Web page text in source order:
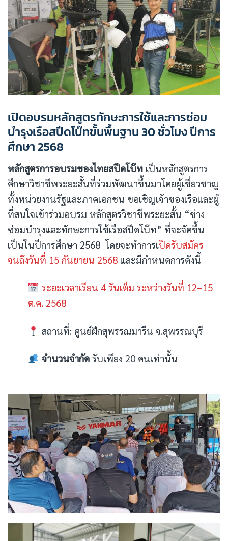
เปิดอบรมหลักสูตรทักษะการใช้และการซ่อม
บำรุงเรือสปีดโบ๊ทขั้นพื้นฐาน 30 ชั่วโมง ปีการ
ศึกษา 2568
หลักสูตรการอบรมของไทยสปีดโบ๊ท เป็นหลักสูตรการ
ศึกษาวิชาชีพระยะสั้นที่ร่วมพัฒนาขึ้นมาโดยผู้เชี่ยวชาญ
ทั้งหน่วยงานรัฐและภาคเอกชน ขอเชิญเจ้าของเรือและผู้
ที่สนใจเข้าร่วมอบรม หลักสูตรวิชาชีพระยะสั้น “ช่าง
ซ่อมบำรุงและทักษะการใช้เรือสปีดโบ๊ท” ที่จะจัดขึ้น
เป็นในปีการศึกษา 2568 โดยจะทำการเปิดรับสมัคร
จนถึงวันที่ 15 กันยายน 2568 และมีกำหนดการดังนี้
ระยะเวลาเรียน 4 วันเต็ม ระหว่างวันที่ 12–15
ต.ค. 2568
สถานที่: ศูนย์ฝึกสุพรรณมารีน จ.สุพรรณบุรี
จำนวนจำกัดรับเพียง 20 คนเท่านั้น